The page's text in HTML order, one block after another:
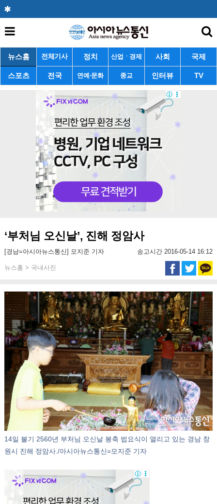
뉴스홈 전체기사 정치 산업ㆍ경제 사회 국제
스포츠 전국 연예·문화 종교 인터뷰 TV
‘부처님 오신날’, 진해 정암사
[경남=아시아뉴스통신] 모지준 기자 송고시간 2016-05-14 16:12
뉴스홈 > 국내사진
14일 불기 2560년 부처님 오신날 봉축 법요식이 열리고 있는 경남 창
원시 진해 정암사./아시아뉴스통신=모지준 기자